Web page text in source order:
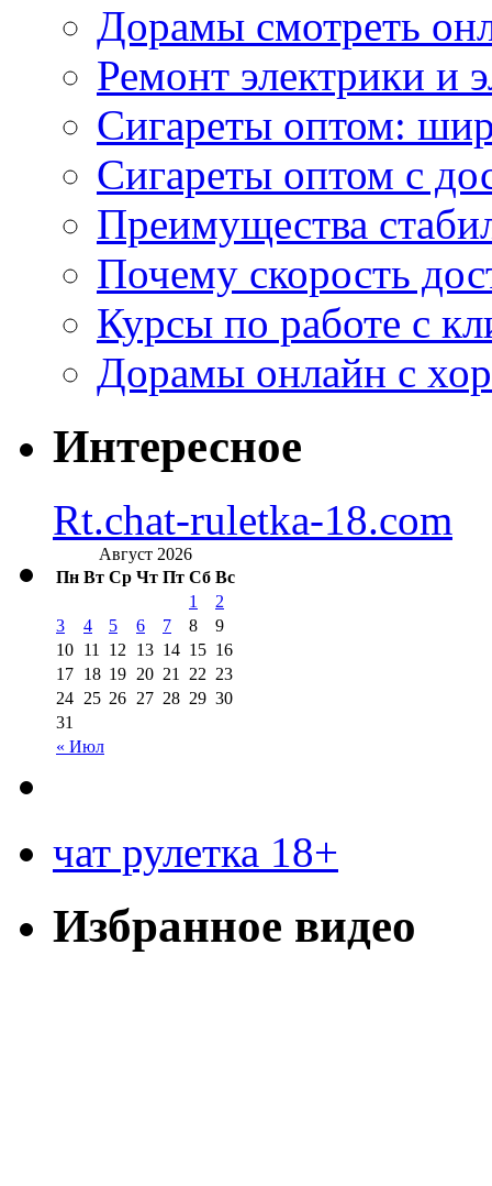
Дорамы смотреть
Ремонт электрики и
Сигареты оптом:
Сигареты оптом с
Преимущества
Почему скорость
Курсы по работе с
Дорамы онлайн с
Интересное
Rt.chat-ruletka-18.com
Август 2026
Пн Вт Ср Чт Пт Сб Вс
« Июл
1
2
3
4 5 6 7 8
9
10 11 12 13 14 15 16
17 18 19 20 21 22 23
24 25 26 27 28 29 30
31
чат рулетка 18+
Избранное видео